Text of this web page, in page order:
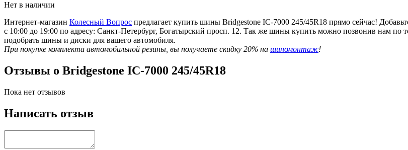
Нет в наличии
Интернет-магазин Колесный Вопрос предлагает купить шины Bridgestone IC-7000 245/45R18 прямо сейчас!
с 10:00 до 19:00 по адресу: Санкт-Петербург, Богатырский просп. 12. Так же шины купить можно позвонив нам по
подобрать шины и диски для вашего автомобиля.
При покупке комплекта автомобильной резины, вы получаете скидку 20% на шиномонтаж!
Отзывы о Bridgestone IC-7000 245/45R18
Пока нет отзывов
Написать отзыв